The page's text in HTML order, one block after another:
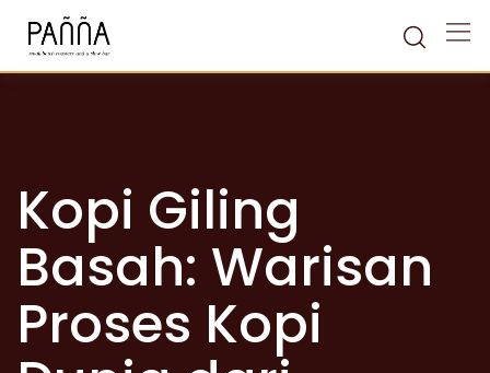
content
Kopi Giling
Basah: Warisan
Proses Kopi